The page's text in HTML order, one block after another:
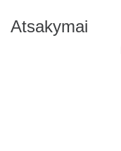
Atsakymai